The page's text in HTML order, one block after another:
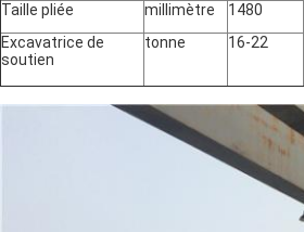
Taille pliée
millimètre 1480
Excavatrice de
soutien
tonne 16-22